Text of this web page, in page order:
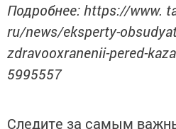
Подробнее: https://www.
ru/news/eksperty-
zdravooxranenii-pered-
5995557
Следите за самым